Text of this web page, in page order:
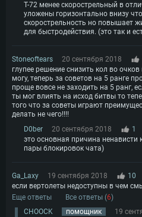
Т-72 менее скорострельный в
уложены горизонтально внизу
скорострельность но повышает
для быстродействия. (это так и
Stoneoftears 20 сентября 2018
глупее решение снизить кол во
могу, теперь за советов на 5 ранге
проще вовсе не заходить на 5 ранг,
ты мог влиять на исход битвы то
того что за советы играют
делать не чего!!!!
D0ber
20 сентября 2018
1
это основная причина ненависти
пары блокировок чата)
Ga_Laxy 19 сентября 2018
10
если вертолеты недоступны в чем
Еще ответы
Все ответы (6)
CHOOCK
помощник 19